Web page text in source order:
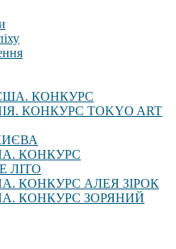
КОНКУРС
КОНКУРС TOKYO ART
КОНКУРС
ЛІТО
КОНКУРС АЛЕЯ ЗІРОК
КОНКУРС ЗОРЯНИЙ